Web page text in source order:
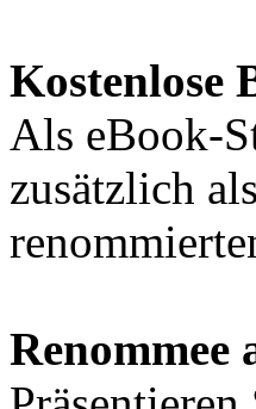
Kostenlose
Als eBook-
zusätzlich
Renommee